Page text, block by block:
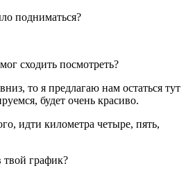
подниматься?
сходить посмотреть?
то я предлагаю нам остаться тут
будет очень красиво.
идти километра четыре, пять,
график?